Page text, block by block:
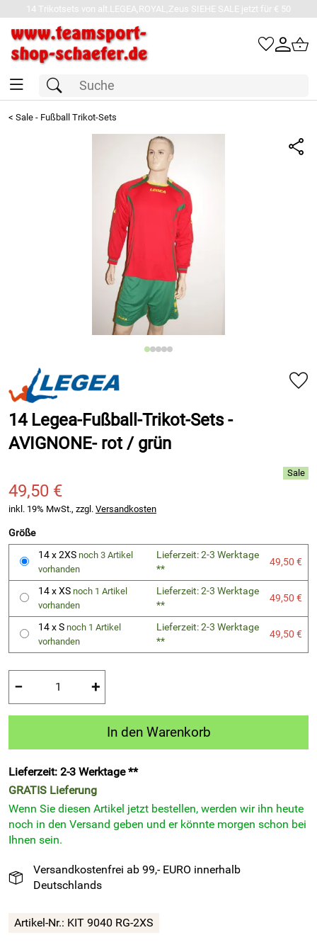
14 Trikotsets von alt.LEGEA,ROYAL,Zeus SIEHE SALE jetzt für € 50
< Sale - Fußball Trikot-Sets
14 Legea-Fußball-Trikot-Sets -
AVIGNONE- rot / grün
49,50 €
inkl. 19% MwSt., zzgl. Versandkosten
Größe
14 x 2XS noch 3 Artikel
vorhanden
Lieferzeit: 2-3 Werktage
**
49,50 €
14 x XS noch 1 Artikel
vorhanden
Lieferzeit: 2-3 Werktage
**
49,50 €
14 x S noch 1 Artikel
vorhanden
Lieferzeit: 2-3 Werktage
**
49,50 €
− +
In den Warenkorb
Lieferzeit: 2-3 Werktage **
GRATIS Lieferung
Wenn Sie diesen Artikel jetzt bestellen, werden wir ihn heute
noch in den Versand geben und er könnte morgen schon bei
Ihnen sein.
Versandkostenfrei ab 99,- EURO innerhalb
Deutschlands
Artikel-Nr.: KIT 9040 RG-2XS